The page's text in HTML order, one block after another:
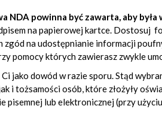
NDA powinna być zawarta, aby była
na papierowej kartce. Dostosuj
zgód na udostępnianie informacji
pomocy których zawierasz zwykle
Ci jako dowód w razie sporu.Stąd
i tożsamości osób, które złożyły
pisemnej lub elektronicznej (przy